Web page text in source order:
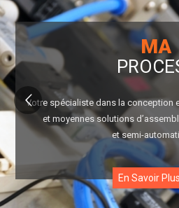
MA
Votre spécialiste dans la conception
et moyennes solutions
et semi-
En Savoir Plus